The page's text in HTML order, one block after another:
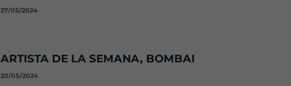
27/05/2024
ARTISTA DE LA SEMANA, BOMBAI
20/05/2024